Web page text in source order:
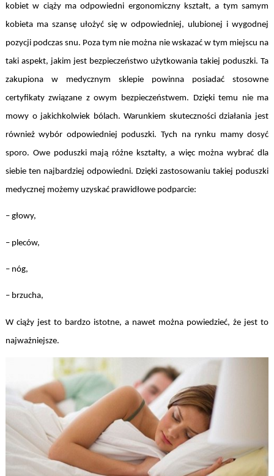
kobiet w ciąży ma odpowiedni ergonomiczny kształt, a tym samym
kobieta ma szansę ułożyć się w odpowiedniej, ulubionej i wygodnej
pozycji podczas snu. Poza tym nie można nie wskazać w tym miejscu na
taki aspekt, jakim jest bezpieczeństwo użytkowania takiej poduszki. Ta
zakupiona w medycznym sklepie powinna posiadać stosowne
certyfikaty związane z owym bezpieczeństwem. Dzięki temu nie ma
mowy o jakichkolwiek bólach. Warunkiem skuteczności działania jest
również wybór odpowiedniej poduszki. Tych na rynku mamy dosyć
sporo. Owe poduszki mają różne kształty, a więc można wybrać dla
siebie ten najbardziej odpowiedni. Dzięki zastosowaniu takiej poduszki
medycznej możemy uzyskać prawidłowe podparcie:
– głowy,
– pleców,
– nóg,
– brzucha,
W ciąży jest to bardzo istotne, a nawet można powiedzieć, że jest to
najważniejsze.